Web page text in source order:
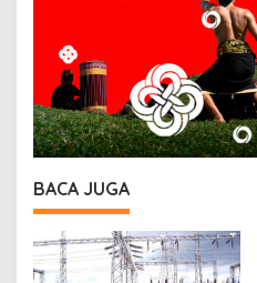
BACA JUGA